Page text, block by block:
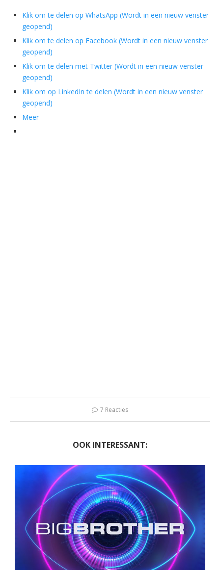
Klik om te delen op WhatsApp (Wordt in een nieuw venster
geopend)
Klik om te delen op Facebook (Wordt in een nieuw venster
geopend)
Klik om te delen met Twitter (Wordt in een nieuw venster
geopend)
Klik om op LinkedIn te delen (Wordt in een nieuw venster
geopend)
Meer
7 Reacties
OOK INTERESSANT: